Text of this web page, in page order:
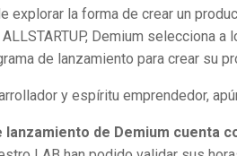
la forma de crear un
Demium selecciona
de lanzamiento para crear su
y espíritu emprendedor,
de Demium cuenta